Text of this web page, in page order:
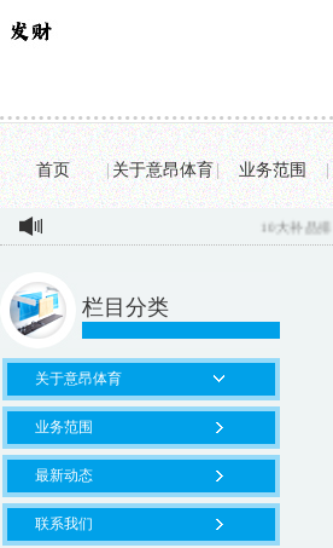
首页 | 关于意昂体育| 业务范围 |
10大补品排名，常
栏目分类
关于意昂体育
业务范围
最新动态
联系我们